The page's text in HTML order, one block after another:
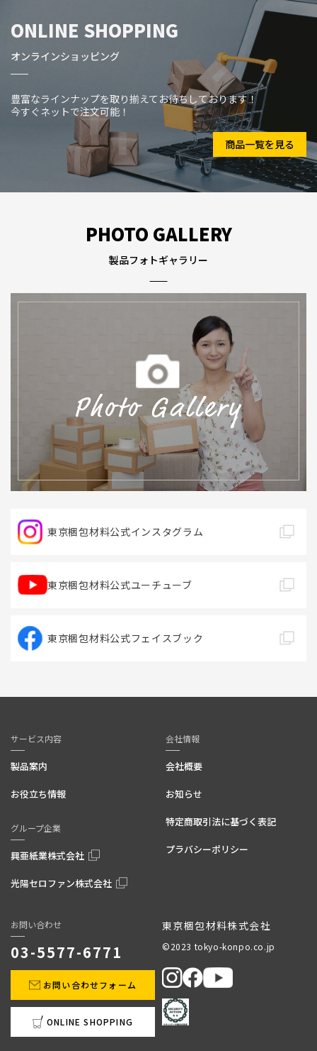
ONLINE SHOPPING
オンラインショッピング
豊富なラインナップを取り揃えてお待ちしております！
今すぐネットで注文可能！
商品一覧を見る
PHOTO GALLERY
製品フォトギャラリー
東京梱包材料公式インスタグラム
東京梱包材料公式ユーチューブ
東京梱包材料公式フェイスブック
サービス内容
製品案内
お役立ち情報
グループ企業
興亜紙業株式会社
光陽セロファン株式会社
会社情報
会社概要
お知らせ
特定商取引法に基づく表記
プラバシーポリシー
お問い合わせ
03-5577-6771
お問い合わせフォーム
ONLINE SHOPPING
東京梱包材料株式会社
©2023 tokyo-konpo.co.jp